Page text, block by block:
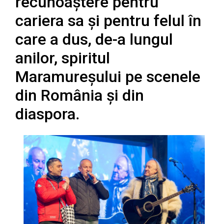
cariera sa și pentru felul în
care a dus, de-a lungul
anilor, spiritul
Maramureșului pe scenele
din România și din
diaspora.